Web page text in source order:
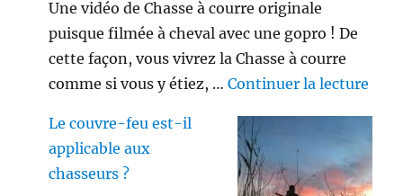
Une vidéo de Chasse à courre originale
puisque filmée à cheval avec une gopro ! De
cette façon, vous vivrez la Chasse à courre
comme si vous y étiez, …Continuer la lecture
Le couvre-feu est-il
applicable aux
chasseurs ?